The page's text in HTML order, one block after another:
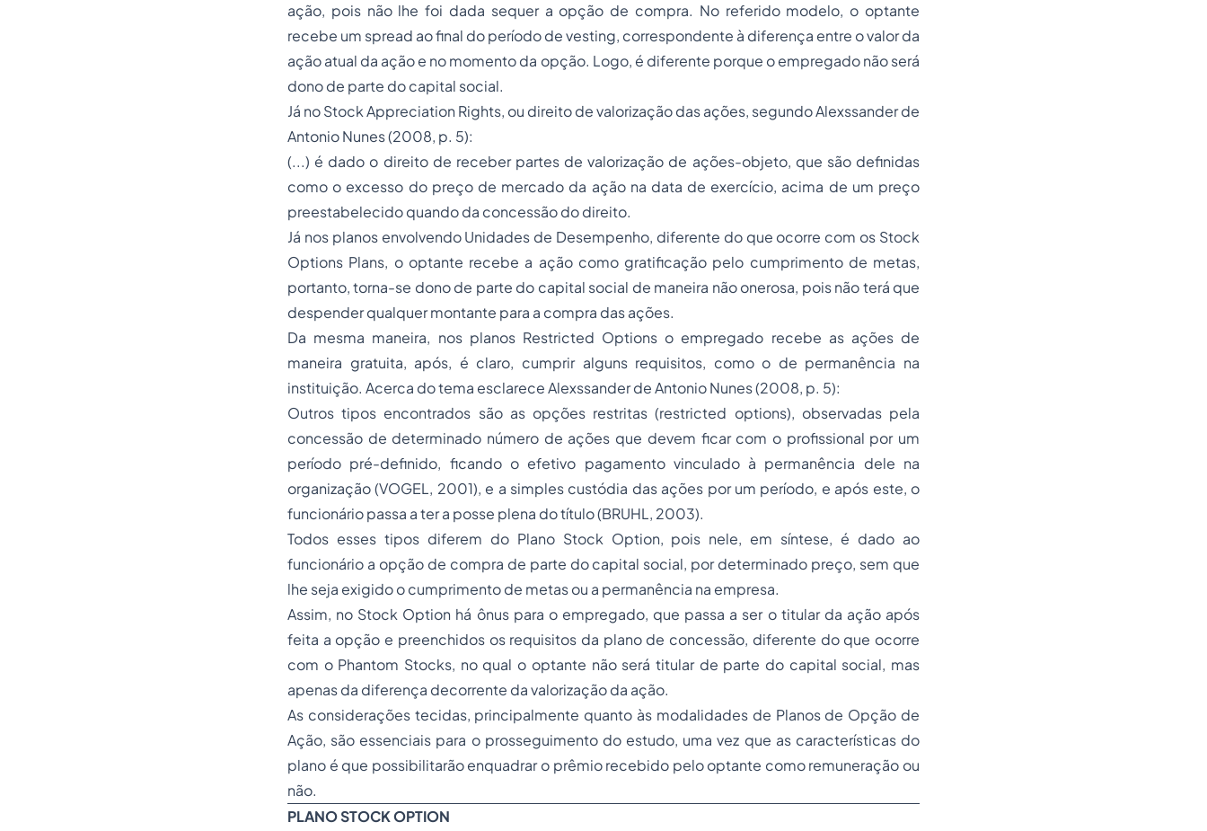
ação, pois não lhe foi dada sequer a opção de compra. No referido modelo, o optante
recebe um spread ao final do período de vesting, correspondente à diferença entre o valor da
ação atual da ação e no momento da opção. Logo, é diferente porque o empregado não será
dono de parte do capital social.
Já no Stock Appreciation Rights, ou direito de valorização das ações, segundo Alexssander de
Antonio Nunes (2008, p. 5):
(...) é dado o direito de receber partes de valorização de ações-objeto, que são definidas
como o excesso do preço de mercado da ação na data de exercício, acima de um preço
preestabelecido quando da concessão do direito.
Já nos planos envolvendo Unidades de Desempenho, diferente do que ocorre com os Stock
Options Plans, o optante recebe a ação como gratificação pelo cumprimento de metas,
portanto, torna-se dono de parte do capital social de maneira não onerosa, pois não terá que
despender qualquer montante para a compra das ações.
Da mesma maneira, nos planos Restricted Options o empregado recebe as ações de
maneira gratuita, após, é claro, cumprir alguns requisitos, como o de permanência na
instituição. Acerca do tema esclarece Alexssander de Antonio Nunes (2008, p. 5):
Outros tipos encontrados são as opções restritas (restricted options), observadas pela
concessão de determinado número de ações que devem ficar com o profissional por um
período pré-definido, ficando o efetivo pagamento vinculado à permanência dele na
organização (VOGEL, 2001), e a simples custódia das ações por um período, e após este, o
funcionário passa a ter a posse plena do título (BRUHL, 2003).
Todos esses tipos diferem do Plano Stock Option, pois nele, em síntese, é dado ao
funcionário a opção de compra de parte do capital social, por determinado preço, sem que
lhe seja exigido o cumprimento de metas ou a permanência na empresa.
Assim, no Stock Option há ônus para o empregado, que passa a ser o titular da ação após
feita a opção e preenchidos os requisitos da plano de concessão, diferente do que ocorre
com o Phantom Stocks, no qual o optante não será titular de parte do capital social, mas
apenas da diferença decorrente da valorização da ação.
As considerações tecidas, principalmente quanto às modalidades de Planos de Opção de
Ação, são essenciais para o prosseguimento do estudo, uma vez que as características do
plano é que possibilitarão enquadrar o prêmio recebido pelo optante como remuneração ou
não.
PLANO STOCK OPTION